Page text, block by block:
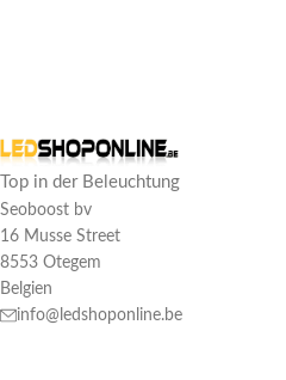
Top in der Beleuchtung
Seoboost bv
16 Musse Street
8553 Otegem
Belgien
info@ledshoponline.be